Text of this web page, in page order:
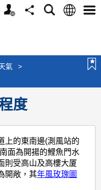
個
分
搜
語
選
氣
>
度
上的東南邊(測風站的
面為開揚的鯉魚門水
則受高山及高樓大厦
開敞，其年風玫瑰圖